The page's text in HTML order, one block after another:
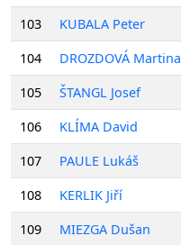
103
KUBALA Peter
104
DROZDOVÁ Martina
105
ŠTANGL Josef
106
KLÍMA David
107
PAULE Lukáš
108
KERLIK Jiří
109
MIEZGA Dušan